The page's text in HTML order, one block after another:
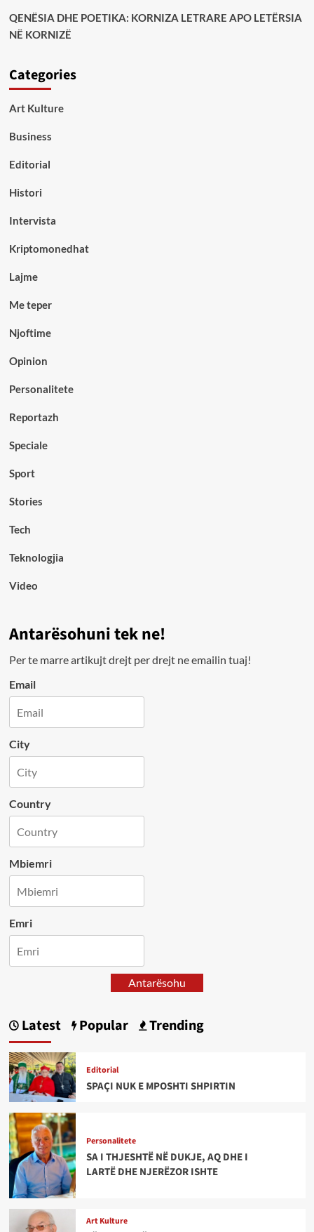
QENËSIA DHE POETIKA: KORNIZA LETRARE APO LETËRSIA
NË KORNIZË
Categories
Art Kulture
Business
Editorial
Histori
Intervista
Kriptomonedhat
Lajme
Me teper
Njoftime
Opinion
Personalitete
Reportazh
Speciale
Sport
Stories
Tech
Teknologjia
Video
Antarësohuni tek ne!
Per te marre artikujt drejt per drejt ne emailin tuaj!
Email
City
Country
Mbiemri
Emri
Antarësohu
Latest Popular Trending
Editorial
SPAÇI NUK E MPOSHTI SHPIRTIN
Personalitete
SA I THJESHTË NË DUKJE, AQ DHE I
LARTË DHE NJERËZOR ISHTE
Art Kulture